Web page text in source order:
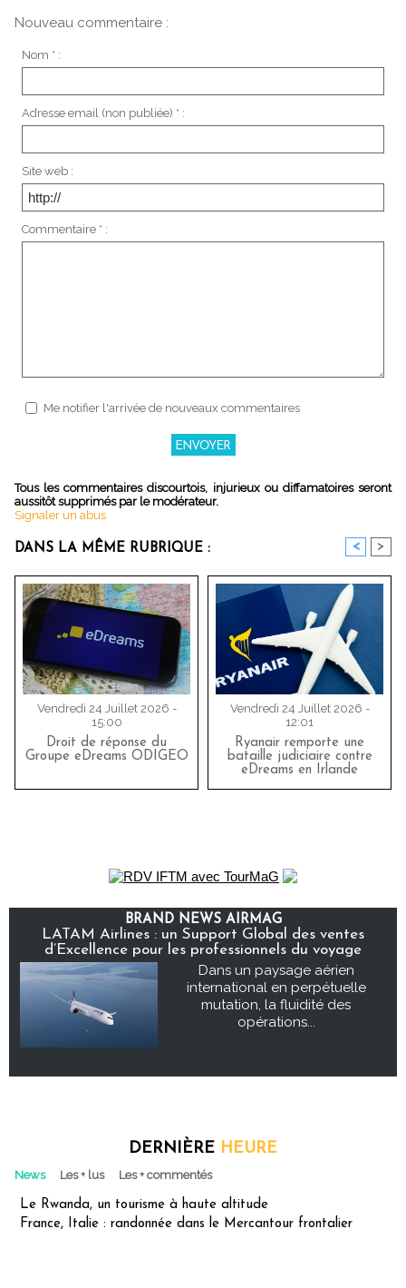
Nouveau commentaire :
Nom * :
Adresse email (non publiée) * :
Site web :
Commentaire * :
Me notifier l'arrivée de nouveaux commentaires
Tous les commentaires discourtois, injurieux ou diffamatoires seront
aussitôt supprimés par le modérateur.
Signaler un abus
DANS LA MÊME RUBRIQUE : < >
Vendredi 24 Juillet 2026 -
15:00
Droit de réponse du
Groupe eDreams ODIGEO
Vendredi 24 Juillet 2026 -
12:01
Ryanair remporte une
bataille judiciaire contre
eDreams en Irlande
BRAND NEWS AIRMAG
LATAM Airlines : un Support Global des ventes
d’Excellence pour les professionnels du voyage
Dans un paysage aérien
international en perpétuelle
mutation, la fluidité des
opérations...
DERNIÈRE HEURE
News Les + lus Les + commentés
Le Rwanda, un tourisme à haute altitude
France, Italie : randonnée dans le Mercantour frontalier